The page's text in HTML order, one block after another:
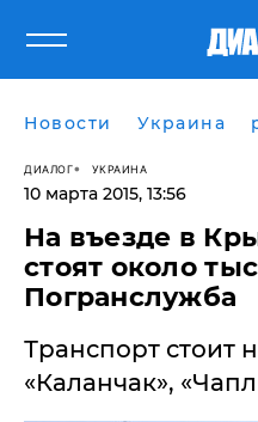
Новости Украина
ДИАЛОГ УКРАИНА
10 марта 2015, 13:56
​На въезде в
стоят около
Погранслужба
Транспорт стоит
«Каланчак»,